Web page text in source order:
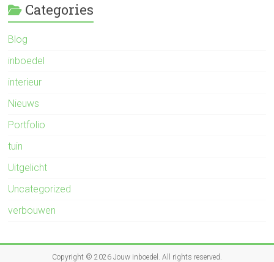
Categories
Blog
inboedel
interieur
Nieuws
Portfolio
tuin
Uitgelicht
Uncategorized
verbouwen
Copyright © 2026 Jouw inboedel . All rights reserved.